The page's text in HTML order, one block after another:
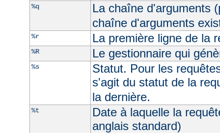
%q
La chaîne d'arguments
chaîne d'arguments
%r La première ligne de la
%R Le gestionnaire qui
%s
Statut. Pour les
s'agit du statut de la
la dernière.
%t
Date à laquelle la
anglais standard)